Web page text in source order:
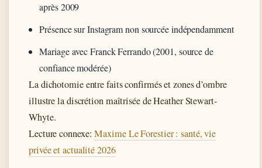
après 2009
Présence sur Instagram non sourcée indépendamment
Mariage avec Franck Ferrando (2001, source de
confiance modérée)
La dichotomie entre faits confirmés et zones d’ombre
illustre la discrétion maîtrisée de Heather Stewart-
Whyte.
Lecture connexe:Maxime Le Forestier : santé, vie
privée et actualité 2026